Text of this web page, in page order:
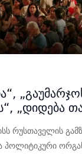
„დიდება
რუსთაველის
პოლიტიკური